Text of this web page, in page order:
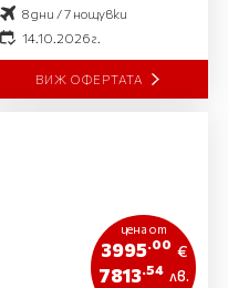
8 дни / 7 нощувки
14.10.2026 г.
ВИЖ ОФЕРТАТА
цена от
3995.00 €
7813.54 лв.